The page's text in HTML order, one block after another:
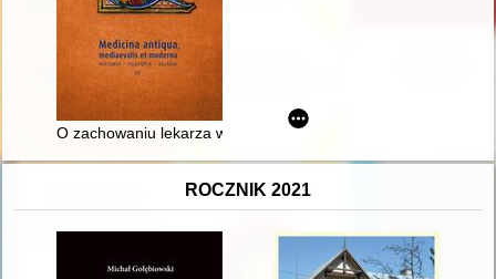
O zachowaniu lekarza w świetle dwunastowiecznego traktatu
ROCZNIK 2021